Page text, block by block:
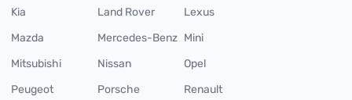
Kia
Land Rover
Lexus
Mazda
Mercedes-Benz Mini
Mitsubishi
Nissan
Opel
Peugeot
Porsche
Renault